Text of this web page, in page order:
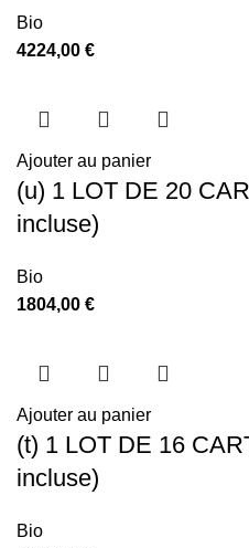
Bio
4224,00 €
Ajouter au panier
(u) 1 LOT DE 20
incluse)
Bio
1804,00 €
Ajouter au panier
(t) 1 LOT DE 16
incluse)
Bio